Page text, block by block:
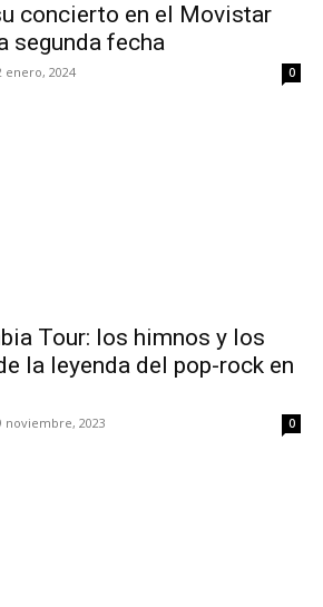
concierto en el Movistar
segunda fecha
enero, 2024 0
Tour: los himnos y los
la leyenda del pop-rock en
noviembre, 2023 0